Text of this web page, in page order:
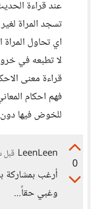
عند قراءة
تسجد المراة
اي تحاول
لا تطبعه في
قراءة معنى
فهم احكام
للخوض فيها
0
LeenLeen قبل
أرغب
وغبي حقاً...